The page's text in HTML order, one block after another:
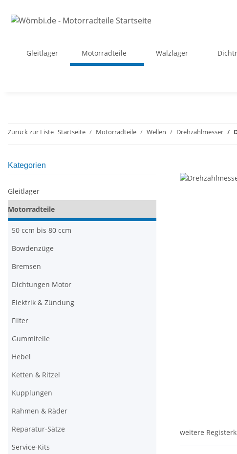
Gleitlager Motorradteile Wälzlager
Zurück zur Liste Startseite Motorradteile Wellen Drehzahlmesser
weitere
Kategorien
Gleitlager
Motorradteile
50 ccm bis 80 ccm
Bowdenzüge
Bremsen
Dichtungen Motor
Elektrik & Zündung
Filter
Gummiteile
Hebel
Ketten & Ritzel
Kupplungen
Rahmen & Räder
Reparatur-Sätze
Service-Kits